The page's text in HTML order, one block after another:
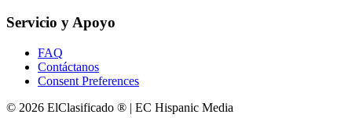
Servicio y Apoyo
FAQ
Contáctanos
Consent Preferences
© 2026 ElClasificado ® | EC Hispanic Media